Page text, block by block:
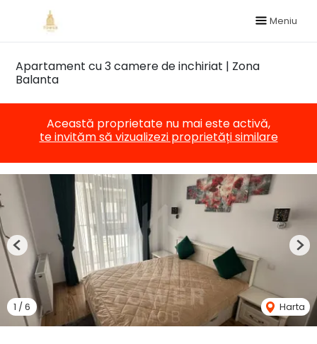
Meniu
Apartament cu 3 camere de inchiriat | Zona
Balanta
Această proprietate nu mai este activă,
te invităm să vizualizezi proprietăți similare
1 / 6 Harta
Previous